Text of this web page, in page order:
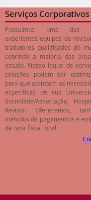
Serviços Corporativos
Possuímos uma das
experientes equipes de
tradutores qualificados do
cobrindo a maioria das
estudo. Nosso leque de
soluções podem ser
para que atendam as
específicas de sua
Sociedade/Associação,
Revista. Oferecemos,
métodos de pagamentos e
de nota fiscal local.